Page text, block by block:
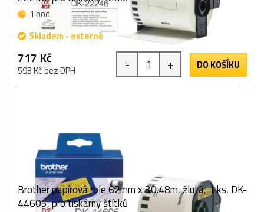
1 bod
Skladem - externě
717 Kč
593 Kč bez DPH - + DO KOŠÍKU
Brother papírová role 62mm x 30.48m, žlutá, 1 ks, DK-
44605, pro tiskárny štítků